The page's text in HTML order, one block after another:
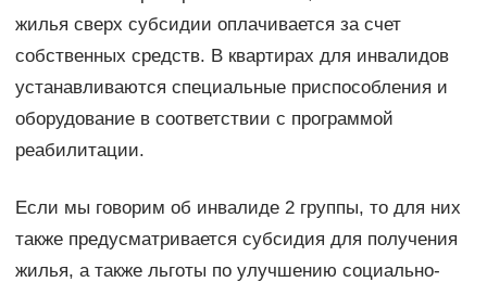
жилья сверх субсидии оплачивается за счет
собственных средств. В квартирах для инвалидов
устанавливаются специальные приспособления и
оборудование в соответствии с программой
реабилитации.
Если мы говорим об инвалиде 2 группы, то для них
также предусматривается субсидия для получения
жилья, а также льготы по улучшению социально-